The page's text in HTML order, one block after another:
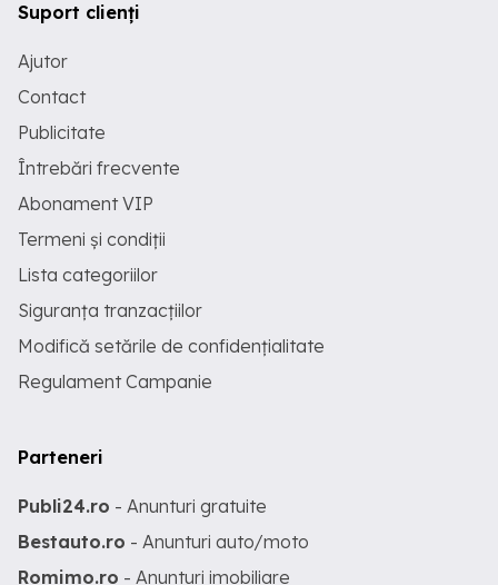
Suport clienți
Ajutor
Contact
Publicitate
Întrebări frecvente
Abonament VIP
Termeni și condiții
Lista categoriilor
Siguranța tranzacțiilor
Modifică setările de confidențialitate
Regulament Campanie
Parteneri
Publi24.ro - Anunturi gratuite
Bestauto.ro - Anunturi auto/moto
Romimo.ro - Anunturi imobiliare